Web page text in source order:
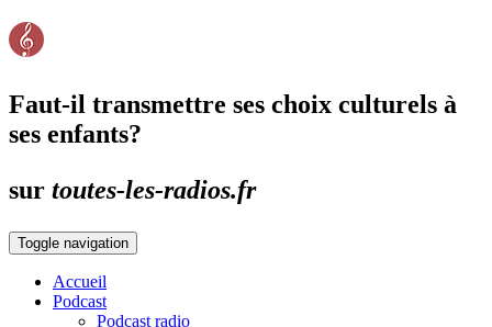
Faut-il transmettre ses choix culturels à
ses enfants?
sur toutes-les-radios.fr
Toggle navigation
Accueil
Podcast
Podcast radio